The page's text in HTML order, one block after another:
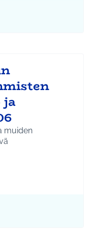
ja
muiden
- Lahela